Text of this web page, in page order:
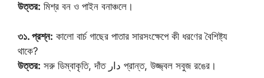
উত্তর: মিশ্র বন ও পাইন বনাঞ্চলে।
৩১. প্রশ্ন: কালো বার্চ গাছের পাতার সারসংক্ষেপে কী ধরণের বৈশিষ্ট্য
থাকে?
উত্তর:
সরু ডিম্বাকৃতি, দাঁত دار প্রান্ত, উজ্জ্বল সবুজ রঙের।